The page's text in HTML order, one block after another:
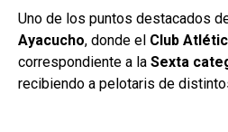
Uno de los puntos destacados
Ayacucho, donde el Club
correspondiente a la Sexta
recibiendo a pelotaris de